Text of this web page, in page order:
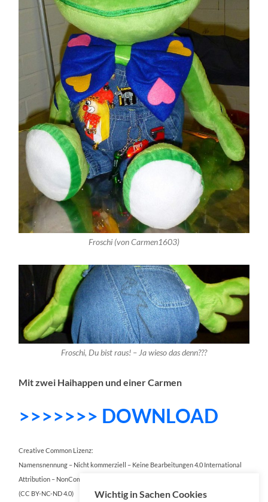
Froschi (von Carmen1603)
Froschi, Du bist raus! – Ja wieso das denn???
Mit zwei Haihappen und einer Carmen
>>>>>>> DOWNLOAD
Creative Common Lizenz:
Namensnennung – Nicht kommerziell – Keine Bearbeitungen 4.0 International
Attribution – NonCommercial – NoDerivatives 4.0 International
(CC BY-NC-ND 4.0)
Wichtig in Sachen Cookies